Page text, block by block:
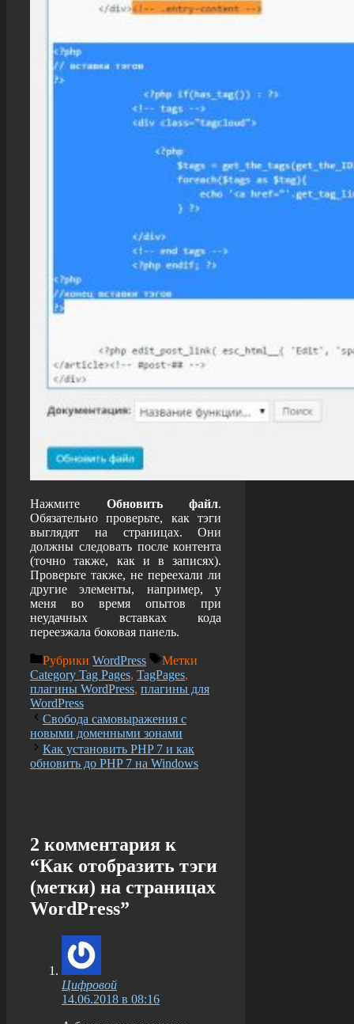
Нажмите Обновить файл.
Обязательно проверьте, как тэги
выглядят на страницах. Они
должны следовать после контента
(точно также, как и в записях).
Проверьте также, не переехали ли
другие элементы, например, у
меня во время опытов при
неудачных вставках кода
переезжала боковая панель.
Рубрики WordPress
Метки
Category Tag Pages, TagPages,
плагины WordPress, плагины для
WordPress
Свобода самовыражения с
новыми доменными зонами
Как установить PHP 7 и как
обновить до PHP 7 на Windows
2 комментария к
“Как отобразить тэги
(метки) на страницах
WordPress”
Цифровой
14.06.2018 в 08:16